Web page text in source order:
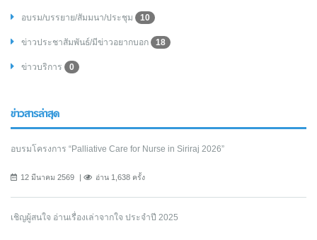
อบรม/บรรยาย/สัมมนา/ประชุม 10
ข่าวประชาสัมพันธ์/มีข่าวอยากบอก 18
ข่าวบริการ 0
ข่าวสารล่าสุด
อบรมโครงการ “Palliative Care for Nurse in Siriraj 2026”
12 มีนาคม 2569 อ่าน 1,638 ครั้ง
เชิญผู้สนใจ อ่านเรื่องเล่าจากใจ ประจำปี 2025